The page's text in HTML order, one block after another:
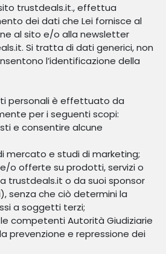
trustdeals.it., effettua
dei dati che Lei fornisce al
al sito e/o alla newsletter
Si tratta di dati generici, non
l’identificazione della
personali è effettuato da
per i seguenti scopi:
e consentire alcune
mercato e studi di marketing;
e/o offerte su prodotti, servizi o
trustdeals.it o da suoi sponsor
senza che ciò determini la
a soggetti terzi;
competenti Autorità Giudiziarie
prevenzione e repressione dei